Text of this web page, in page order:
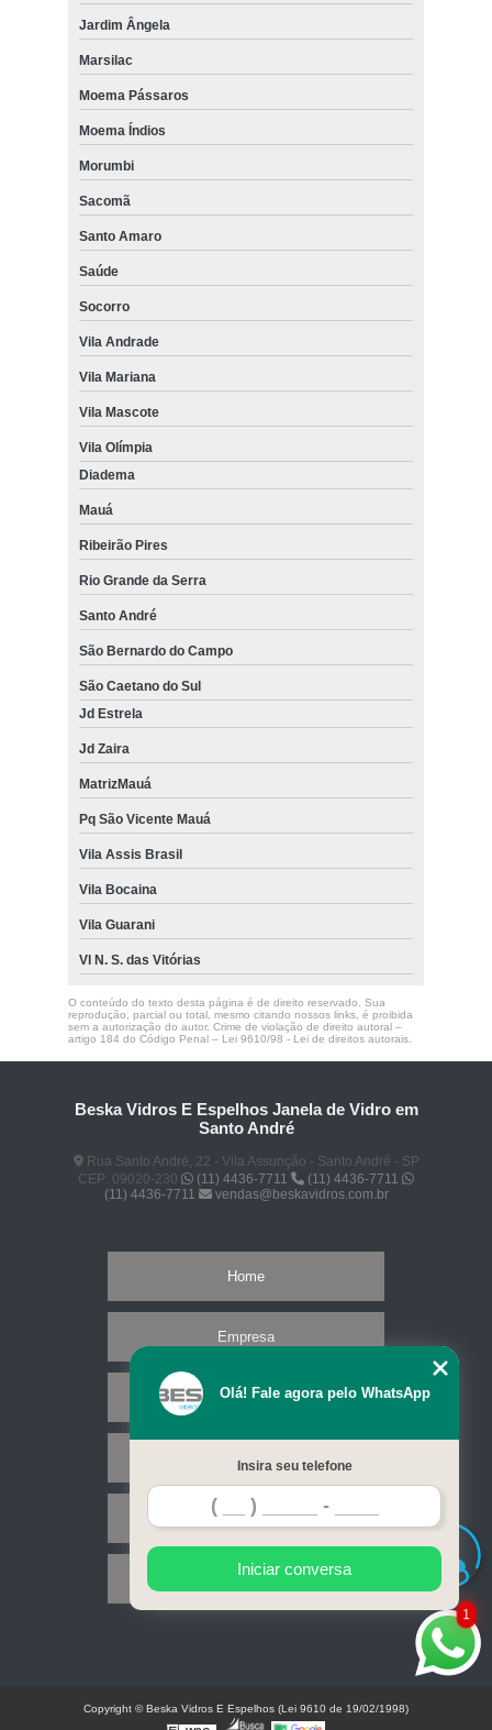
Jardim Ângela
Marsilac
Moema Pássaros
Moema Índios
Morumbi
Sacomã
Santo Amaro
Saúde
Socorro
Vila Andrade
Vila Mariana
Vila Mascote
Vila Olímpia
Diadema
Mauá
Ribeirão Pires
Rio Grande da Serra
Santo André
São Bernardo do Campo
São Caetano do Sul
Jd Estrela
Jd Zaira
MatrizMauá
Pq São Vicente Mauá
Vila Assis Brasil
Vila Bocaina
Vila Guarani
Vl N. S. das Vitórias
O conteúdo do texto desta página é de direito reservado. Sua
reprodução, parcial ou total, mesmo citando nossos links, é proibida
sem a autorização do autor. Crime de violação de direito autoral –
artigo 184 do Código Penal – Lei 9610/98 - Lei de direitos autorais.
Beska Vidros E Espelhos Janela de Vidro em
Santo André
Rua Santo André, 22 - Vila Assunção - Santo André - SP
CEP: 09020-230
(11) 4436-7711
(11) 4436-7711
(11) 4436-7711
vendas@beskavidros.com.br
Home
Empresa
Missão
Serviços
Contato
Mapa do site
1
Olá! Fale agora pelo WhatsApp
Insira seu telefone
Iniciar conversa
Copyright © Beska Vidros E Espelhos (Lei 9610 de 19/02/1998)